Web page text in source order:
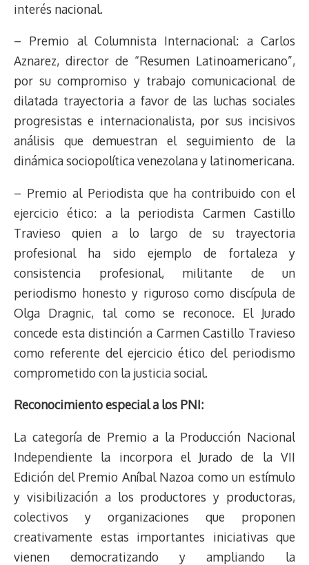
interés nacional.
– Premio al Columnista Internacional: a Carlos
Aznarez, director de “Resumen Latinoamericano”,
por su compromiso y trabajo comunicacional de
dilatada trayectoria a favor de las luchas sociales
progresistas e internacionalista, por sus incisivos
análisis que demuestran el seguimiento de la
dinámica sociopolítica venezolana y latinomericana.
– Premio al Periodista que ha contribuido con el
ejercicio ético: a la periodista Carmen Castillo
Travieso quien a lo largo de su trayectoria
profesional ha sido ejemplo de fortaleza y
consistencia profesional, militante de un
periodismo honesto y riguroso como discípula de
Olga Dragnic, tal como se reconoce. El Jurado
concede esta distinción a Carmen Castillo Travieso
como referente del ejercicio ético del periodismo
comprometido con la justicia social.
Reconocimiento especial a los PNI:
La categoría de Premio a la Producción Nacional
Independiente la incorpora el Jurado de la VII
Edición del Premio Aníbal Nazoa como un estímulo
y visibilización a los productores y productoras,
colectivos y organizaciones que proponen
creativamente estas importantes iniciativas que
vienen democratizando y ampliando la